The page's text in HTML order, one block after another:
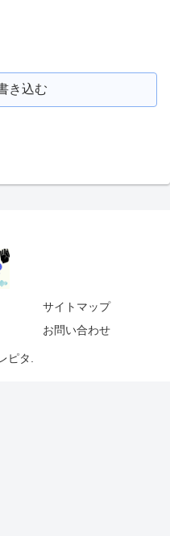
き込む
サイトマップ
お問い合わせ
ピタ.